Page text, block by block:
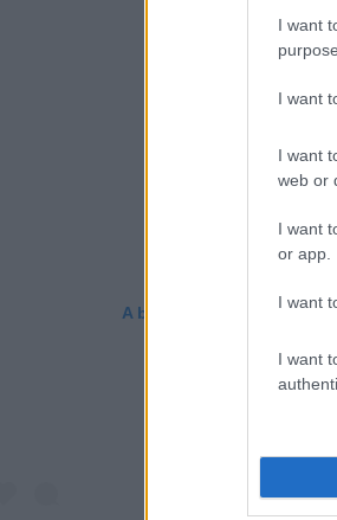
I want
I want
I want
web or
I want
or app.
I want
I want
A bejegyzés